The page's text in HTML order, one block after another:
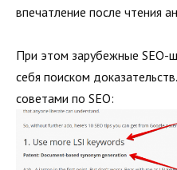
впечатление после чтения
При этом зарубежные SEO-
себя поиском
советами по SEO: